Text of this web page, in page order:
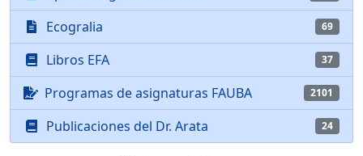
Ecogralia 69
Libros EFA 37
Programas de asignaturas FAUBA 2101
Publicaciones del Dr. Arata 24